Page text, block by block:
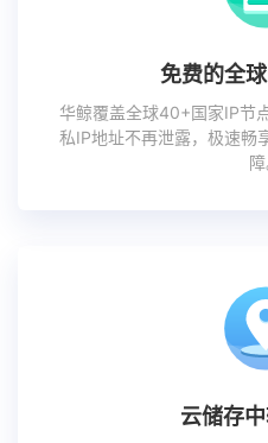
免费的全
华鲸覆盖全球40+国家IP节
私IP地址不再泄露，极速畅
障
云储存